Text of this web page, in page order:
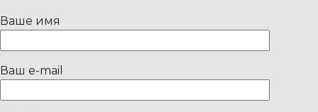
Ваше имя
Ваш e-mail